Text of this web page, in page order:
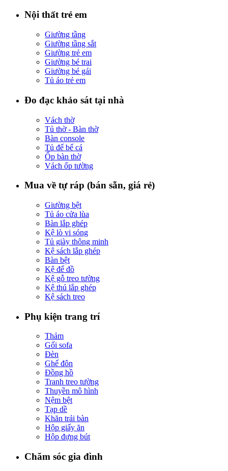
Nội thất trẻ em
Giường tầng
Giường tầng sắt
Giường trẻ em
Giường bé trai
Giường bé gái
Tủ áo trẻ em
Đo đạc khảo sát tại nhà
Vách thờ
Tủ thờ - Bàn thờ
Bàn console
Tủ để bể cá
Ốp bàn thờ
Vách ốp tường
Mua về tự ráp (bán sẵn, giá rẻ)
Giường bệt
Tủ áo cửa lùa
Bàn lắp ghép
Kệ lò vi sóng
Tủ giày thông minh
Kệ sách lắp ghép
Bàn bệt
Kệ để đồ
Kệ gỗ treo tường
Kệ thú lắp ghép
Kệ sách treo
Phụ kiện trang trí
Thảm
Gối sofa
Đèn
Ghế đôn
Đồng hồ
Tranh treo tường
Thuyền mô hình
Nệm bệt
Tạp dề
Khăn trải bàn
Hộp giấy ăn
Hộp đựng bút
Chăm sóc gia đình